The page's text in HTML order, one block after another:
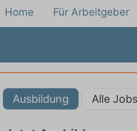
Home Für Arbeitgeber
Ausbildung Alle Jobs